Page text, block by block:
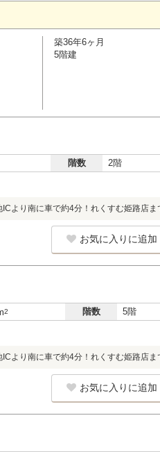
築36年6ヶ月
5階建
階数 2階
より南に車で約4分！れくすむ姫路店ま
お気に入りに追加
2 階数 5階
より南に車で約4分！れくすむ姫路店ま
お気に入りに追加